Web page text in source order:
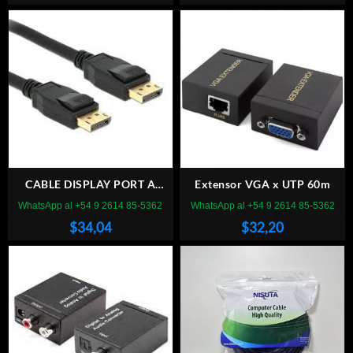
CABLE DISPLAY PORT A
DISPLAY PORT 1.5M
$34,04
WhatsApp al +54 9 2614 85-5362
Extensor VGA x UTP 60m
$32,20
WhatsApp al +54 9 2614 85-5362